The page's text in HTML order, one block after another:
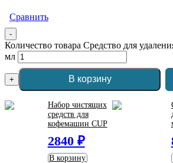
Сравнить
-
Количество товара Средство для
мл
+ В корзину
Набор чистящих
средств для
кофемашин CUP
2840 ₽
В корзину